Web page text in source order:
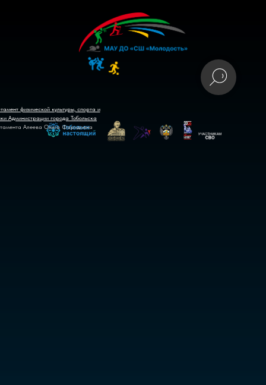
физической культуры, спорта и
Администрации города Тобольска
Алеева Ольга Фаридовна